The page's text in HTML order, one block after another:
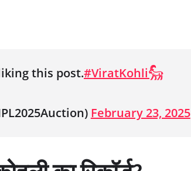
this post.#ViratKohli𓃵
February 23, 2025